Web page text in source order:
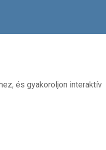
és gyakoroljon interaktív